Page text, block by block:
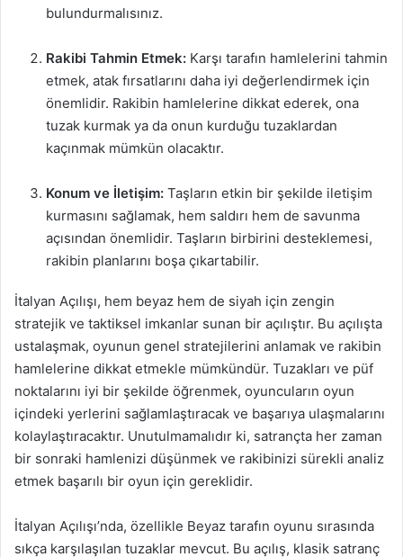
bulundurmalısınız.
Rakibi Tahmin Etmek: Karşı tarafın hamlelerini tahmin
etmek, atak fırsatlarını daha iyi değerlendirmek için
önemlidir. Rakibin hamlelerine dikkat ederek, ona
tuzak kurmak ya da onun kurduğu tuzaklardan
kaçınmak mümkün olacaktır.
Konum ve İletişim: Taşların etkin bir şekilde iletişim
kurmasını sağlamak, hem saldırı hem de savunma
açısından önemlidir. Taşların birbirini desteklemesi,
rakibin planlarını boşa çıkartabilir.
İtalyan Açılışı, hem beyaz hem de siyah için zengin
stratejik ve taktiksel imkanlar sunan bir açılıştır. Bu açılışta
ustalaşmak, oyunun genel stratejilerini anlamak ve rakibin
hamlelerine dikkat etmekle mümkündür. Tuzakları ve püf
noktalarını iyi bir şekilde öğrenmek, oyuncuların oyun
içindeki yerlerini sağlamlaştıracak ve başarıya ulaşmalarını
kolaylaştıracaktır. Unutulmamalıdır ki, satrançta her zaman
bir sonraki hamlenizi düşünmek ve rakibinizi sürekli analiz
etmek başarılı bir oyun için gereklidir.
İtalyan Açılışı’nda, özellikle Beyaz tarafın oyunu sırasında
sıkça karşılaşılan tuzaklar mevcut. Bu açılış, klasik satranç